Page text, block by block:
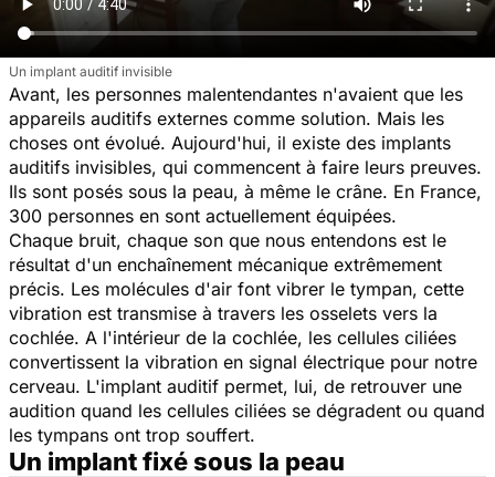
Un implant auditif invisible
Avant, les personnes malentendantes n'avaient que les
appareils auditifs externes comme solution. Mais les
choses ont évolué. Aujourd'hui, il existe des implants
auditifs invisibles, qui commencent à faire leurs preuves.
Ils sont posés sous la peau, à même le crâne. En France,
300 personnes en sont actuellement équipées.
Chaque bruit, chaque son que nous entendons est le
résultat d'un enchaînement mécanique extrêmement
précis. Les molécules d'air font vibrer le tympan, cette
vibration est transmise à travers les osselets vers la
cochlée. A l'intérieur de la cochlée, les cellules ciliées
convertissent la vibration en signal électrique pour notre
cerveau. L'implant auditif permet, lui, de retrouver une
audition quand les cellules ciliées se dégradent ou quand
les tympans ont trop souffert.
Un implant fixé sous la peau